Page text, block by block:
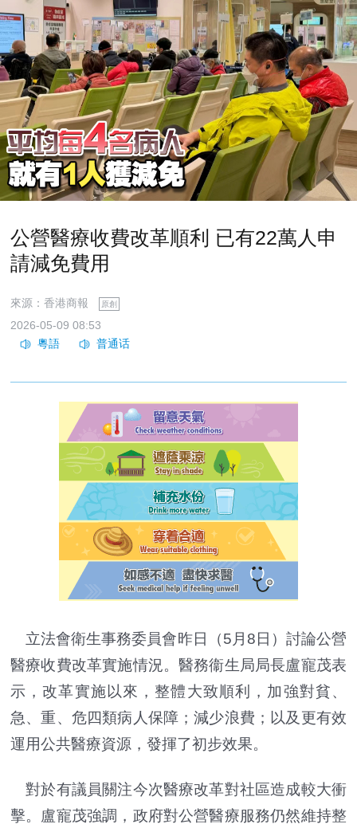
公營醫療收費改革順利 已有22萬人申
請減免費用
來源：香港商報 原創
2026-05-09 08:53
立法會衛生事務委員會昨日（5月8日）討論公營
醫療收費改革實施情況。醫務衞生局局長盧寵茂表
示，改革實施以來，整體大致順利，加強對貧、
急、重、危四類病人保障；減少浪費；以及更有效
運用公共醫療資源，發揮了初步效果。
對於有議員關注今次醫療改革對社區造成較大衝
擊。盧寵茂強調，政府對公營醫療服務仍然維持整